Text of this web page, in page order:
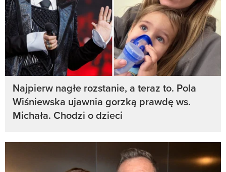
Najpierw nagłe rozstanie, a teraz to. Pola
Wiśniewska ujawnia gorzką prawdę ws.
Michała. Chodzi o dzieci